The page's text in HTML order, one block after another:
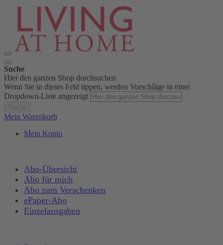
Suche
Hier den ganzen Shop durchsuchen
Wenn Sie in dieses Feld tippen, werden Vorschläge in einer
Dropdown-Liste angezeigt
Mein Warenkorb
Mein Konto
Abo-Übersicht
Abo für mich
Abo zum Verschenken
ePaper-Abo
Einzelausgaben